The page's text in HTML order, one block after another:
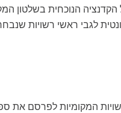
לגבי ראשי רשויות
המקומיות לפרסם את